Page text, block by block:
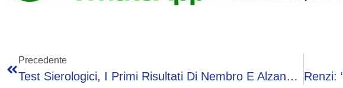
Precedente
Test Sierologici, I Primi Risultati Di Nembro E Alzano: 61% Di Positivi